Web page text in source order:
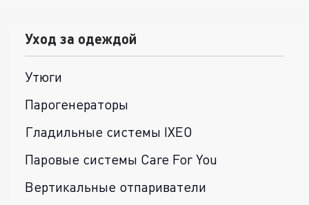
Уход за одеждой
Утюги
Парогенераторы
Гладильные системы IXEO
Паровые системы Care For You
Вертикальные отпариватели